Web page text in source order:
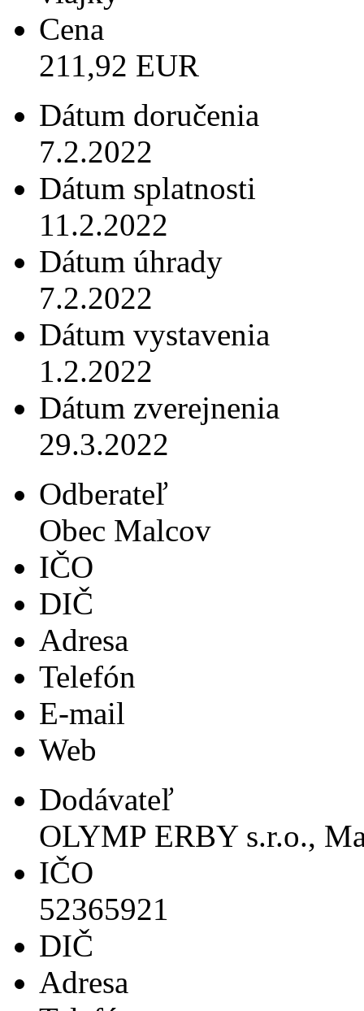
Cena
211,92 EUR
Dátum doručenia
7.2.2022
Dátum splatnosti
11.2.2022
Dátum úhrady
7.2.2022
Dátum vystavenia
1.2.2022
Dátum zverejnenia
29.3.2022
Odberateľ
Obec Malcov
IČO
DIČ
Adresa
Telefón
E-mail
Web
Dodávateľ
OLYMP ERBY s.r.o.,
IČO
52365921
DIČ
Adresa